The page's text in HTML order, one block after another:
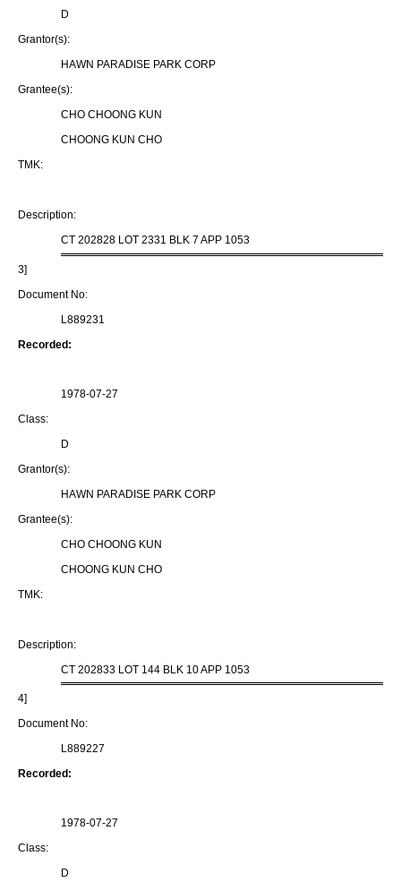
D
Grantor(s):
HAWN PARADISE PARK CORP
Grantee(s):
CHO CHOONG KUN
CHOONG KUN CHO
TMK:
Description:
CT 202828 LOT 2331 BLK 7 APP 1053
3]
Document No:
L889231
Recorded:
1978-07-27
Class:
D
Grantor(s):
HAWN PARADISE PARK CORP
Grantee(s):
CHO CHOONG KUN
CHOONG KUN CHO
TMK:
Description:
CT 202833 LOT 144 BLK 10 APP 1053
4]
Document No:
L889227
Recorded:
1978-07-27
Class:
D